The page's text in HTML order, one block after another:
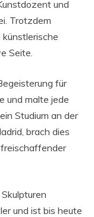
und
Trotzdem
Seite.
für
und malte jede
Studium an der
brach dies
freischaffender
und ist bis heute